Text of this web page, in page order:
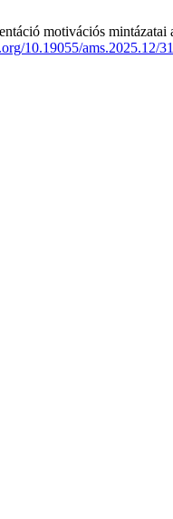
motivációs
10.19055/ams.2025.12/